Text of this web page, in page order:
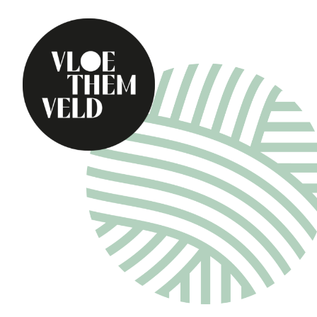
Home Te doen
Alle activiteiten
Gidsbeurten
Routes
Kunst in